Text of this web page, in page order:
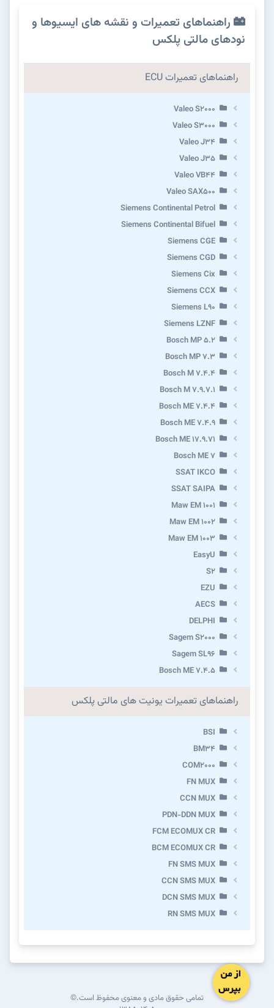
راهنماهای تعمیرات و نقشه های ایسیوها و
نودهای مالتی پلکس
راهنماهای تعمیرات ECU
Valeo S2000
Valeo S3000
Valeo J34
Valeo J35
Valeo VB44
Valeo SAX500
Siemens Continental Petrol
Siemens Continental Bifuel
Siemens CGE
Siemens CGD
Siemens Cix
Siemens CCX
Siemens L90
Siemens LZNF
Bosch MP 5.2
Bosch MP 7.3
Bosch M 7.4.4
Bosch M 7.9.7.1
Bosch ME 7.4.4
Bosch ME 7.4.9
Bosch ME 17.9.71
Bosch ME 7
SSAT IKCO
SSAT SAIPA
Maw EM 1001
Maw EM 1002
Maw EM 1003
EasyU
S2
EZU
AECS
DELPHI
Sagem S2000
Sagem SL96
Bosch ME 7.4.5
راهنماهای تعمیرات یونیت های مالتی پلکس
BSI
BM34
COM2000
FN MUX
CCN MUX
PDN-DDN MUX
FCM ECOMUX CR
BCM ECOMUX CR
FN SMS MUX
CCN SMS MUX
DCN SMS MUX
RN SMS MUX
تمامی حقوق مادی و معنوی محفوظ است.©